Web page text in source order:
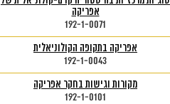
אפריקה
192-1-0071
אפריקה בתקופה הקולוניאלית
192-1-0043
מקורות וגישות בחקר אפריקה
192-1-0101